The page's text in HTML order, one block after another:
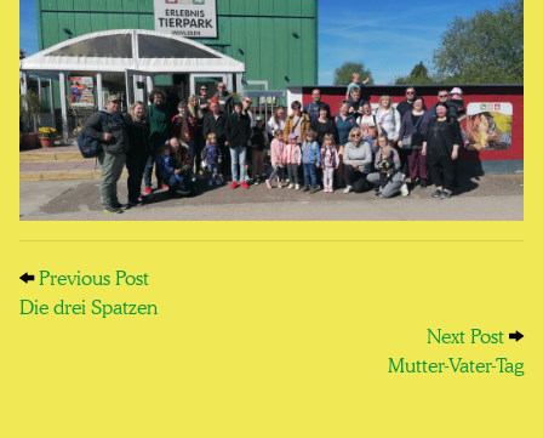
Post navigation
Previous PostPrevious Post: Die drei Spatzen
Die drei Spatzen
Next PostNext
Mutter-Vater-Tag